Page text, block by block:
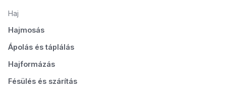
Haj
Hajmosás
Ápolás és táplálás
Hajformázás
Fésülés és szárítás